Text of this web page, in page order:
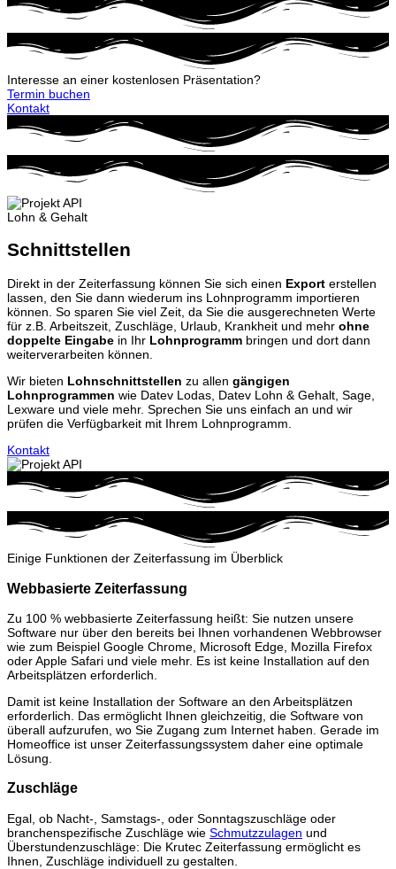
Interesse an einer kostenlosen Präsentation?
Termin buchen
Kontakt
Lohn & Gehalt
Schnittstellen
Direkt in der Zeiterfassung können Sie sich einen Export erstellen
lassen, den Sie dann wiederum ins Lohnprogramm importieren
können. So sparen Sie viel Zeit, da Sie die ausgerechneten Werte
für z.B. Arbeitszeit, Zuschläge, Urlaub, Krankheit und mehr ohne
doppelte Eingabe in Ihr Lohnprogramm bringen und dort dann
weiterverarbeiten können.
Wir bieten Lohnschnittstellen zu allen gängigen
Lohnprogrammen wie Datev Lodas, Datev Lohn & Gehalt, Sage,
Lexware und viele mehr. Sprechen Sie uns einfach an und wir
prüfen die Verfügbarkeit mit Ihrem Lohnprogramm.
Kontakt
Einige Funktionen der Zeiterfassung im Überblick
Webbasierte Zeiterfassung
Zu 100 % webbasierte Zeiterfassung heißt: Sie nutzen unsere
Software nur über den bereits bei Ihnen vorhandenen Webbrowser
wie zum Beispiel Google Chrome, Microsoft Edge, Mozilla Firefox
oder Apple Safari und viele mehr. Es ist keine Installation auf den
Arbeitsplätzen erforderlich.
Damit ist keine Installation der Software an den Arbeitsplätzen
erforderlich. Das ermöglicht Ihnen gleichzeitig, die Software von
überall aufzurufen, wo Sie Zugang zum Internet haben. Gerade im
Homeoffice ist unser Zeiterfassungssystem daher eine optimale
Lösung.
Zuschläge
Egal, ob Nacht-, Samstags-, oder Sonntagszuschläge oder
branchenspezifische Zuschläge wie Schmutzzulagen und
Überstundenzuschläge: Die Krutec Zeiterfassung ermöglicht es
Ihnen, Zuschläge individuell zu gestalten.